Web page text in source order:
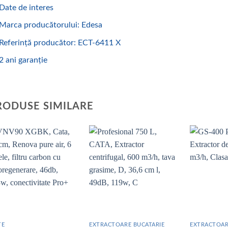
de interes
producătorului: Edesa
producător: ECT-6411 X
ani garanție
SIMILARE
EXTRACTOARE BUCATARIE